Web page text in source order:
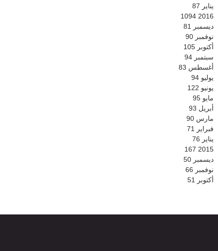
يناير 87
2016
1094
ديسمبر
81
نوفمبر 90
أكتوبر 105
سبتمبر 94
أغسطس 83
يوليو 94
يونيو 122
مايو 95
أبريل 93
مارس 90
فبراير
71
يناير 76
2015
167
ديسمبر 50
نوفمبر 66
أكتوبر
51